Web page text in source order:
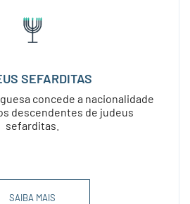
SEFARDITAS
concede a nacionalidade
descendentes de judeus
sefarditas.
SAIBA MAIS